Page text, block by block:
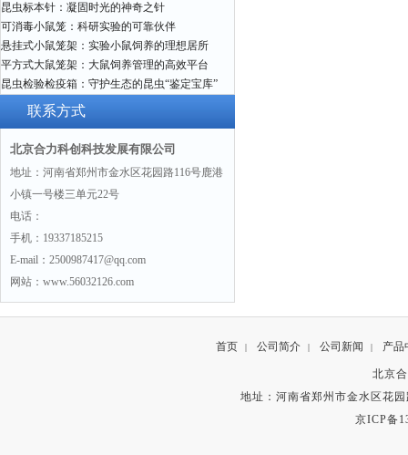
昆虫标本针：凝固时光的神奇之针
可消毒小鼠笼：科研实验的可靠伙伴
悬挂式小鼠笼架：实验小鼠饲养的理想居所
平方式大鼠笼架：大鼠饲养管理的高效平台
昆虫检验检疫箱：守护生态的昆虫“鉴定宝库”
联系方式
北京合力科创科技发展有限公司
地址：河南省郑州市金水区花园路116号鹿港
小镇一号楼三单元22号
电话：
手机：19337185215
E-mail：2500987417@qq.com
网站：www.56032126.com
首页 | 公司简介 | 公司新闻 | 产品
北京
地址：河南省郑州市金水区花
京ICP备